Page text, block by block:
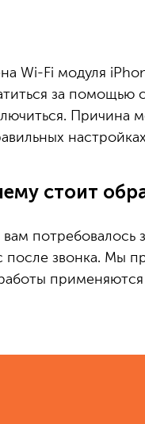
Wi-Fi модуля
за помощью
Причина
стоит
вам потребовалось
после звонка. Мы
применяются